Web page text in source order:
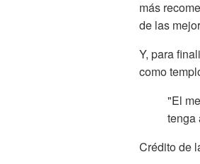
más
de las
Y, para
como
"El
tenga
Crédito de